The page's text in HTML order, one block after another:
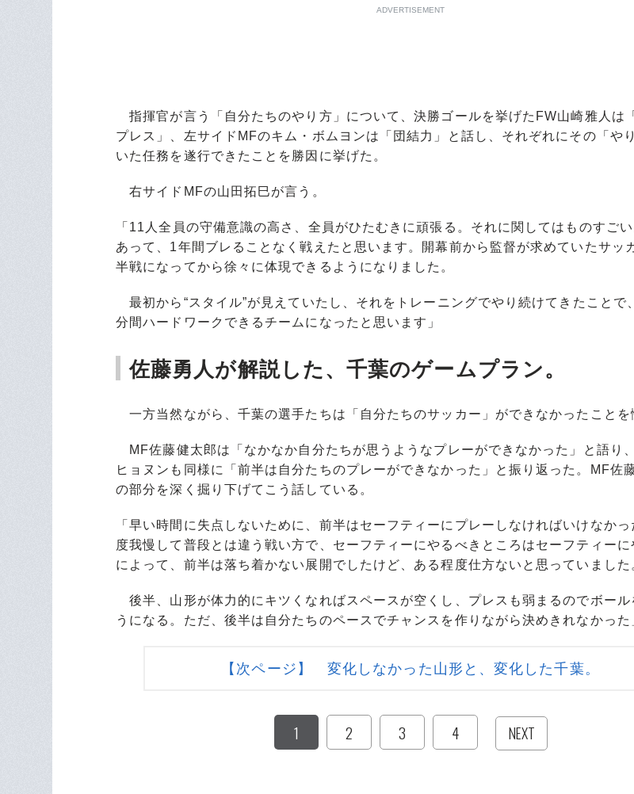
ADVERTISEMENT
指揮官が言う「自分たちのやり方」について、決勝ゴールを挙げたFW山崎雅人は
プレス」、左サイドMFのキム・ボムヨンは「団結力」と話し、それぞれにその「や
いた任務を遂行できたことを勝因に挙げた。
右サイドMFの山田拓巳が言う。
「11人全員の守備意識の高さ、全員がひたむきに頑張る。それに関してはものすご
あって、1年間ブレることなく戦えたと思います。開幕前から監督が求めていたサッ
半戦になってから徐々に体現できるようになりました。
最初から“スタイル”が見えていたし、それをトレーニングでやり続けてきたことで
分間ハードワークできるチームになったと思います」
佐藤勇人が解説した、千葉のゲームプラン。
一方当然ながら、千葉の選手たちは「自分たちのサッカー」ができなかったことを
MF佐藤健太郎は「なかなか自分たちが思うようなプレーができなかった」と語り
ヒョヌンも同様に「前半は自分たちのプレーができなかった」と振り返った。MF佐
の部分を深く掘り下げてこう話している。
「早い時間に失点しないために、前半はセーフティーにプレーしなければいけなかっ
度我慢して普段とは違う戦い方で、セーフティーにやるべきところはセーフティーに
によって、前半は落ち着かない展開でしたけど、ある程度仕方ないと思っていました
後半、山形が体力的にキツくなればスペースが空くし、プレスも弱まるのでボール
うになる。ただ、後半は自分たちのペースでチャンスを作りながら決めきれなかった
【次ページ】 変化しなかった山形と、変化した千葉。
1 2 3 4 NEXT